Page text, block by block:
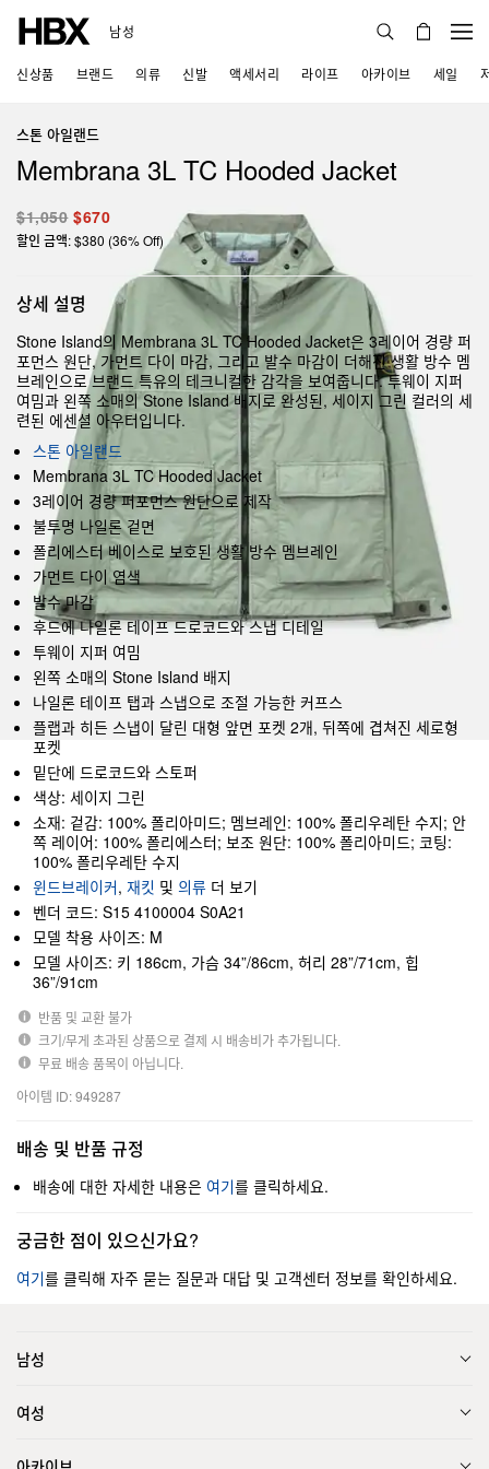
남성
신상품 브랜드 의류 신발 액세서리 라이프 아카이브 세일
스톤 아일랜드
Membrana 3L TC Hooded Jacket
$1,050 $670
할인 금액: $380 (36% Off)
상세 설명
Stone Island의 Membrana 3L TC Hooded Jacket은 3레이어 경량 퍼
포먼스 원단, 가먼트 다이 마감, 그리고 발수 마감이 더해진 생활 방수 멤
브레인으로 브랜드 특유의 테크니컬한 감각을 보여줍니다. 투웨이 지퍼
여밈과 왼쪽 소매의 Stone Island 배지로 완성된, 세이지 그린 컬러의 세
련된 에센셜 아우터입니다.
스톤 아일랜드
Membrana 3L TC Hooded Jacket
3레이어 경량 퍼포먼스 원단으로 제작
불투명 나일론 겉면
폴리에스터 베이스로 보호된 생활 방수 멤브레인
가먼트 다이 염색
발수 마감
후드에 나일론 테이프 드로코드와 스냅 디테일
투웨이 지퍼 여밈
왼쪽 소매의 Stone Island 배지
나일론 테이프 탭과 스냅으로 조절 가능한 커프스
플랩과 히든 스냅이 달린 대형 앞면 포켓 2개, 뒤쪽에 겹쳐진 세로형
포켓
밑단에 드로코드와 스토퍼
색상: 세이지 그린
소재: 겉감: 100% 폴리아미드; 멤브레인: 100% 폴리우레탄 수지; 안
쪽 레이어: 100% 폴리에스터; 보조 원단: 100% 폴리아미드; 코팅:
100% 폴리우레탄 수지
윈드브레이커, 재킷 및 의류 더 보기
벤더 코드: S15 4100004 S0A21
모델 착용 사이즈: M
모델 사이즈: 키 186cm, 가슴 34”/86cm, 허리 28”/71cm, 힙
36”/91cm
반품 및 교환 불가
크기/무게 초과된 상품으로 결제 시 배송비가 추가됩니다.
무료 배송 품목이 아닙니다.
아이템 ID: 949287
배송 및 반품 규정
배송에 대한 자세한 내용은 여기를 클릭하세요.
궁금한 점이 있으신가요?
여기를 클릭해 자주 묻는 질문과 대답 및 고객센터 정보를 확인하세요.
남성
여성